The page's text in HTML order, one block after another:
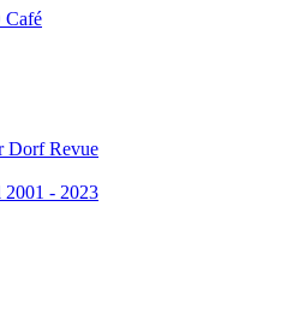
Dorf Revue
2001 - 2023